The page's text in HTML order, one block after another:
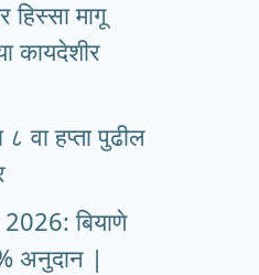
हिस्सा मागू
कायदेशीर
वा हप्ता पुढील
2026: बियाणे
अनुदान |